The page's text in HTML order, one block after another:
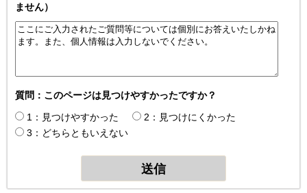
ません）
質問：このページは見つけやすかったですか？
1：見つけやすかった
2：見つけにくかった
3：どちらともいえない